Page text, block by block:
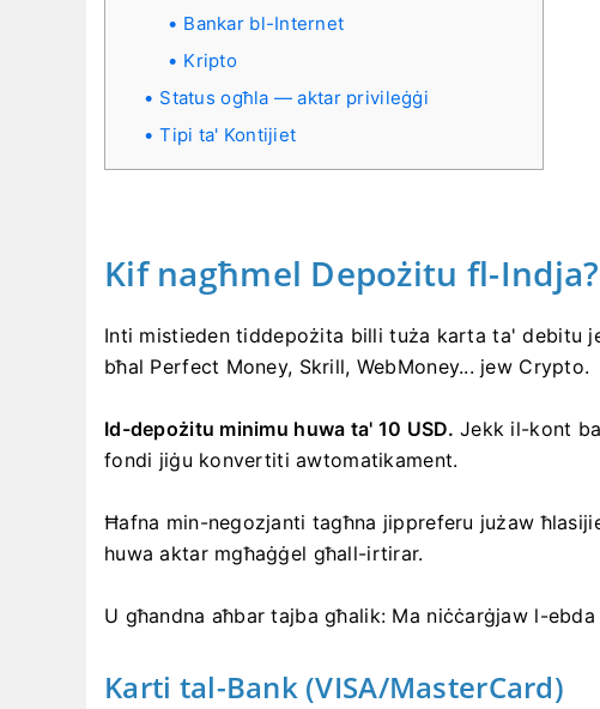
Bankar bl-Internet
Kripto
Status ogħla — aktar privileġġi
Tipi ta' Kontijiet
Kif nagħmel Depożitu fl-Indja?
Inti mistieden tiddepożita billi tuża karta ta' debitu
bħal Perfect Money, Skrill, WebMoney... jew Crypto.
Id-depożitu minimu huwa ta' 10 USD. Jekk il-kont
fondi jiġu konvertiti awtomatikament.
Ħafna min-negozjanti tagħna jippreferu jużaw
huwa aktar mgħaġġel għall-irtirar.
U għandna aħbar tajba għalik: Ma niċċarġjaw l-
Karti tal-Bank (VISA/MasterCard)